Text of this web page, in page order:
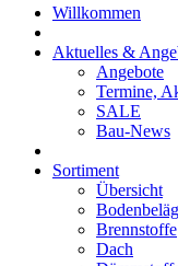
Willkommen
Aktuelles &
Angebote
Termine,
SALE
Bau-News
Sortiment
Übersicht
Brennstoffe
Dach